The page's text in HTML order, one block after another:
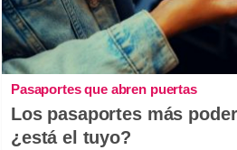
Pasaportes que abren puertas
Los pasaportes más
¿está el tuyo?